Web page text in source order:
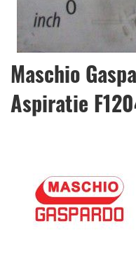
Skip
to
the
beginning
Maschio
Aspiratie